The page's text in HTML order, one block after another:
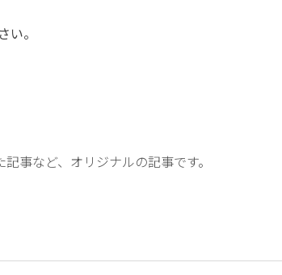
。
事など、オリジナルの記事です。